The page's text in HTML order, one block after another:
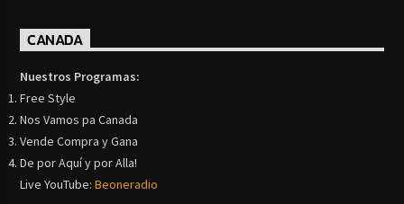
CANADA
Nuestros Programas:
Free Style
Nos Vamos pa Canada
Vende Compra y Gana
De por Aquí y por Alla!
Live YouTube:Beoneradio